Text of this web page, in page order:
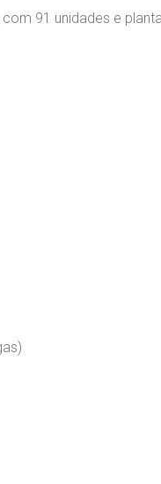
91 unidades e